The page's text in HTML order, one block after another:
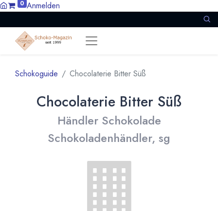
0 Anmelden
Schokoguide Chocolaterie Bitter Süß
Chocolaterie Bitter Süß
Händler Schokolade
Schokoladenhändler, sg